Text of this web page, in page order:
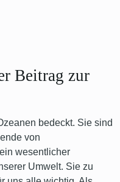
Beitrag zur
bedeckt. Sie sind
von
wesentlicher
Umwelt. Sie zu